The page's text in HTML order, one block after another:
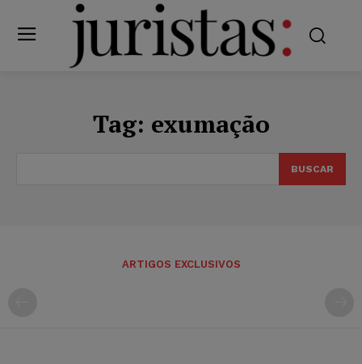
Tag: exumação
BUSCAR
ARTIGOS EXCLUSIVOS